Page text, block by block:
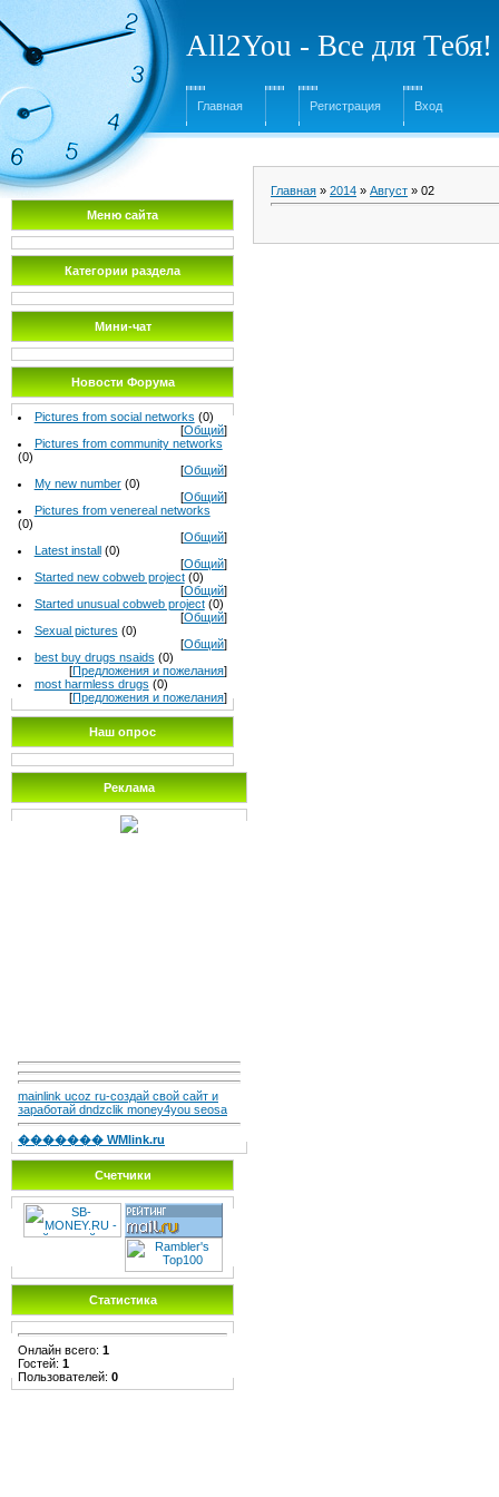
All2You - Все для Тебя!
Главная Регистрация Вход
Меню сайта
Категории раздела
Мини-чат
Новости Форума
Pictures from social networks (0)
[Общий]
Pictures from community networks
(0)
[Общий]
My new number (0)
[Общий]
Pictures from venereal networks
(0)
[Общий]
Latest install (0)
[Общий]
Started new cobweb project (0)
[Общий]
Started unusual cobweb project (0)
[Общий]
Sexual pictures (0)
[Общий]
best buy drugs nsaids (0)
[Предложения и пожелания]
most harmless drugs (0)
[Предложения и пожелания]
Наш опрос
Реклама
mainlink ucoz ru-создай свой сайт и
заработай dndzclik money4you seosa
������� WMlink.ru
Счетчики
Статистика
Онлайн всего: 1
Гостей: 1
Пользователей: 0
Главная » 2014 » Август » 02